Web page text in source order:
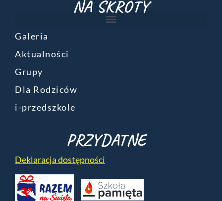
NA SKRÓTY
Galeria
Aktualności
Grupy
Dla Rodziców
i-przedszkole
PRZYDATNE
Deklaracja dostępności